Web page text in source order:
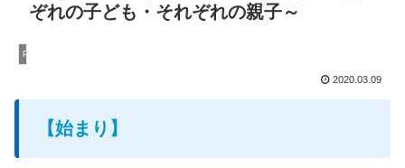
ぞれの子ども・それぞれの親子～
PPF
2020.03.09
【始まり】